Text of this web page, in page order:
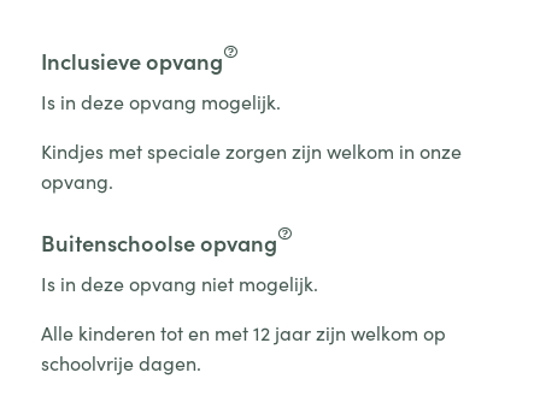
Inclusieve opvang
Is in deze opvang mogelijk.
Kindjes met speciale zorgen zijn welkom in onze
opvang.
Buitenschoolse opvang
Is in deze opvang niet mogelijk.
Alle kinderen tot en met 12 jaar zijn welkom op
schoolvrije dagen.